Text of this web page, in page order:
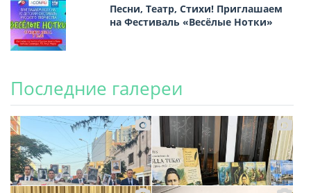
Песни, Театр, Стихи! Приглашаем
на Фестиваль «Весёлые Нотки»
Последние галереи